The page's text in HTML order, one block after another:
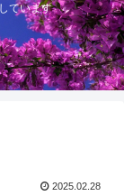
ています
2025.02.28